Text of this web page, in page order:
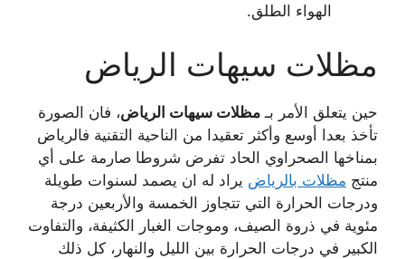
الهواء الطلق.
مظلات سيهات الرياض
حين يتعلق الأمر بـ مظلات سيهات الرياض، فان الصورة
تأخذ بعدا أوسع وأكثر تعقيدا من الناحية التقنية فالرياض
بمناخها الصحراوي الحاد تفرض شروطا صارمة على أي
منتج مظلات بالرياض يراد له ان يصمد لسنوات طويلة
ودرجات الحرارة التي تتجاوز الخمسة والأربعين درجة
مئوية في ذروة الصيف، وموجات الغبار الكثيفة، والتفاوت
الكبير في درجات الحرارة بين الليل والنهار، كل ذلك